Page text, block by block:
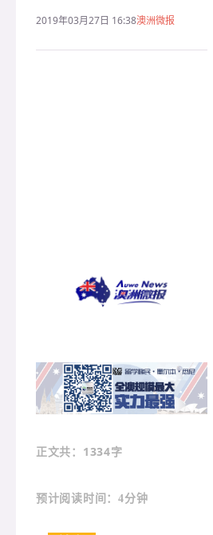
2019年03月27日 16:38澳洲微报
正文共 ：1334字
预计阅读时间：4分钟